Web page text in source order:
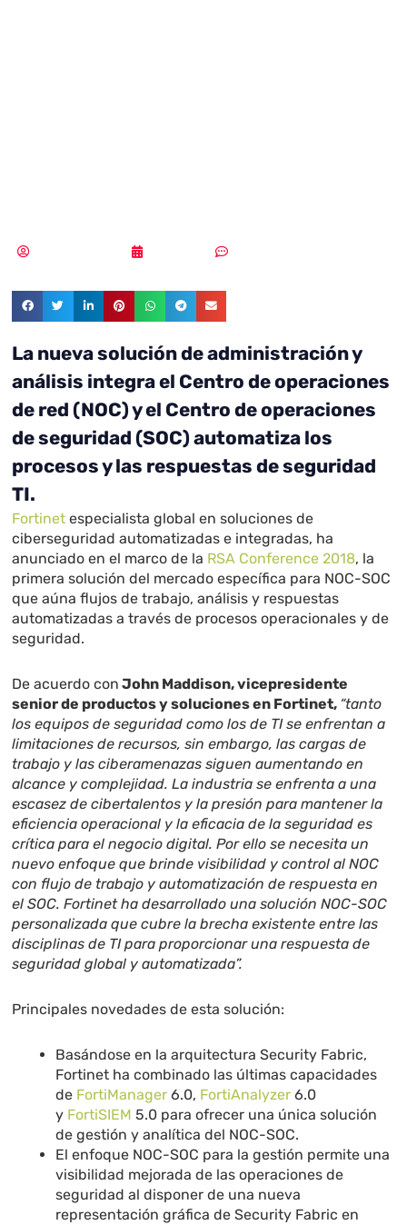
La nueva solución de administración y
análisis integra el Centro de operaciones
de red (NOC) y el Centro de operaciones
de seguridad (SOC) automatiza los
procesos y las respuestas de seguridad
TI.
Fortinet especialista global en soluciones de
ciberseguridad automatizadas e integradas, ha
anunciado en el marco de la RSA Conference 2018, la
primera solución del mercado específica para NOC-SOC
que aúna flujos de trabajo, análisis y respuestas
automatizadas a través de procesos operacionales y de
seguridad.
De acuerdo con John Maddison, vicepresidente
senior de productos y soluciones en Fortinet, “tanto
los equipos de seguridad como los de TI se enfrentan a
limitaciones de recursos, sin embargo, las cargas de
trabajo y las ciberamenazas siguen aumentando en
alcance y complejidad. La industria se enfrenta a una
escasez de cibertalentos y la presión para mantener la
eficiencia operacional y la eficacia de la seguridad es
crítica para el negocio digital. Por ello se necesita un
nuevo enfoque que brinde visibilidad y control al NOC
con flujo de trabajo y automatización de respuesta en
el SOC. Fortinet ha desarrollado una solución NOC-SOC
personalizada que cubre la brecha existente entre las
disciplinas de TI para proporcionar una respuesta de
seguridad global y automatizada”.
Principales novedades de esta solución:
Basándose en la arquitectura Security Fabric,
Fortinet ha combinado las últimas capacidades
de FortiManager 6.0, FortiAnalyzer 6.0
y FortiSIEM 5.0 para ofrecer una única solución
de gestión y analítica del NOC-SOC.
El enfoque NOC-SOC para la gestión permite una
visibilidad mejorada de las operaciones de
seguridad al disponer de una nueva
representación gráfica de Security Fabric en